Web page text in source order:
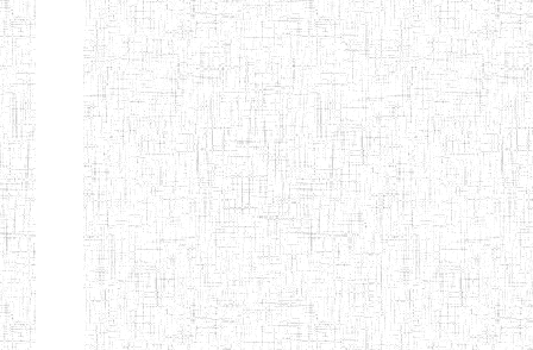
GAROUA
ENBIEG DE
GAROUA
01/01/1975 ENIEG
ENIEG DE
PITOA
01/01/1995 ENIEG
ENIEG DE
TCHOLLIRE
22/10/2002 ENIEG